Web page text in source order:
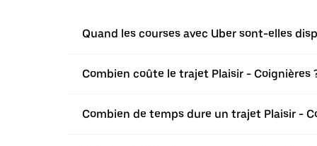
Quand les courses avec Uber sont-elles
Combien coûte le trajet Plaisir - Coignières
Combien de temps dure un trajet Plaisir -